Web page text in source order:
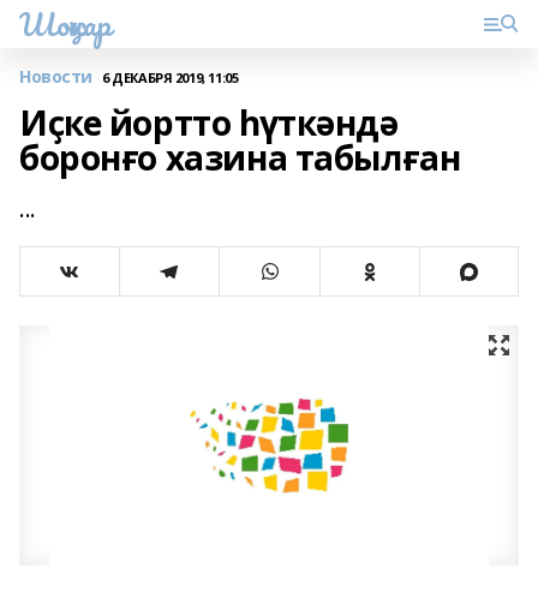
Шоңҡар
Новости 6 ДЕКАБРЯ 2019, 11:05
Иҫке йортто һүткәндә
боронғо хазина табылған
...